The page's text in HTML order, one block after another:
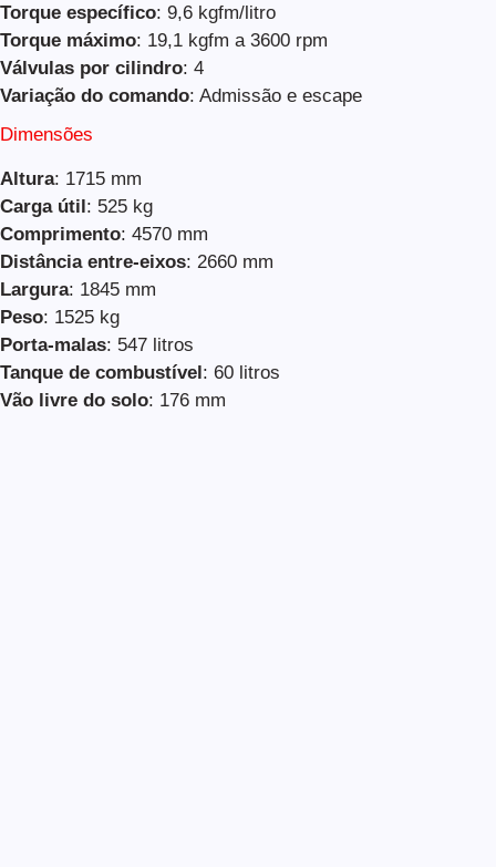
Torque específico: 9,6 kgfm/litro
Torque máximo: 19,1 kgfm a 3600 rpm
Válvulas por cilindro: 4
Variação do comando: Admissão e escape
Dimensões
Altura: 1715 mm
Carga útil: 525 kg
Comprimento: 4570 mm
Distância entre-eixos: 2660 mm
Largura: 1845 mm
Peso: 1525 kg
Porta-malas: 547 litros
Tanque de combustível: 60 litros
Vão livre do solo: 176 mm